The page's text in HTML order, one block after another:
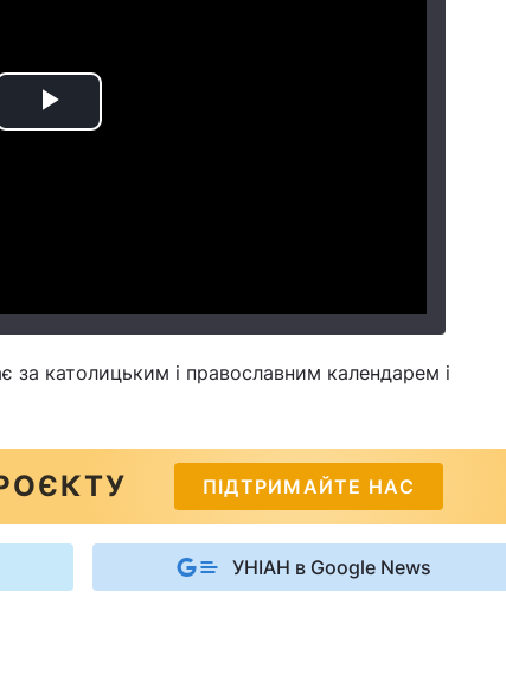
Play
за католицьким і православним календарем і
ПІДТРИМАЙТЕ НАС
УНІАН в Google News